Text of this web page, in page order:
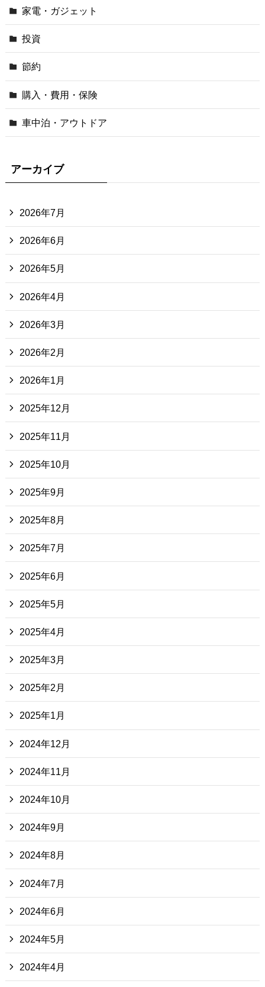
家電・ガジェット
投資
節約
購入・費用・保険
車中泊・アウトドア
アーカイブ
2026年7月
2026年6月
2026年5月
2026年4月
2026年3月
2026年2月
2026年1月
2025年12月
2025年11月
2025年10月
2025年9月
2025年8月
2025年7月
2025年6月
2025年5月
2025年4月
2025年3月
2025年2月
2025年1月
2024年12月
2024年11月
2024年10月
2024年9月
2024年8月
2024年7月
2024年6月
2024年5月
2024年4月